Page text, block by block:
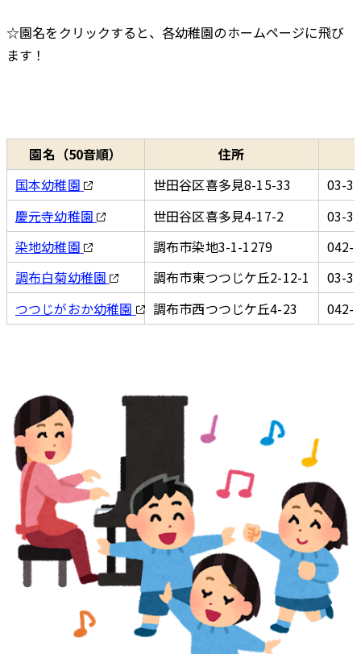
☆園名をクリックすると、各幼稚園のホームページに飛び
ます！
園名（50音順） 住所
国本幼稚園
世田谷区喜多見8-15-33
03-
慶元寺幼稚園
世田谷区喜多見4-17-2
03-
染地幼稚園
調布市染地3-1-1279
042-
調布白菊幼稚園
調布市東つつじケ丘2-12-1
03-
つつじがおか幼稚園
調布市西つつじケ丘4-23 042-